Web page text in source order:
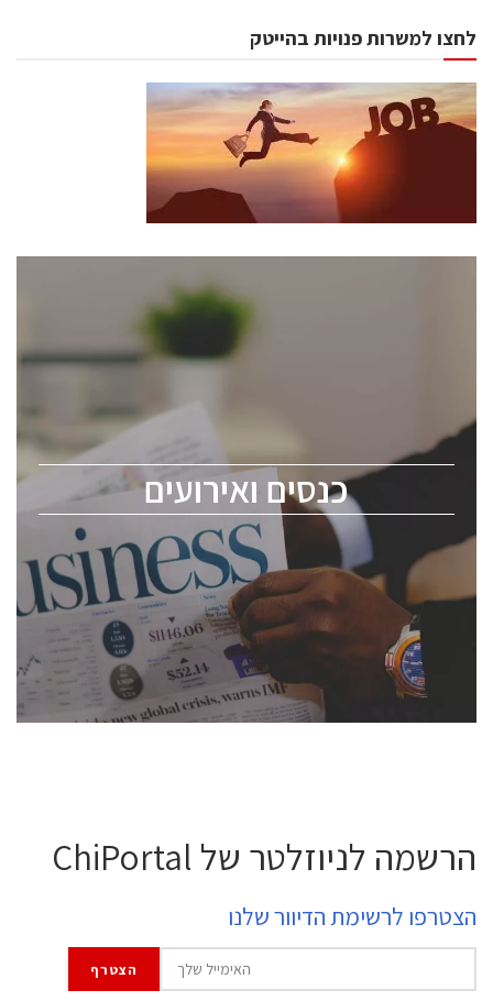
לחצו למשרות פנויות בהייטק
כנסים ואירועים
כנסים ואירועים
לכל העוסקים בתעשיית הסמיקונדקטור כולל מהנדסים,
ChipEx2026 will be held on May 12-13, 2026. The
conference is intended for everyone involved in the
semiconductor industry, including engineers,
professional experts, and senior executives.
לחץ לפרטים
הרשמה לניוזלטר של ChiPortal
הצטרפו לרשימת הדיוור שלנו